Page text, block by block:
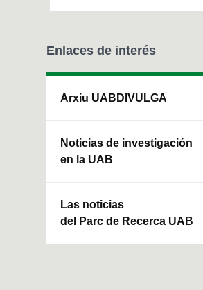
Enlaces de interés
Arxiu UABDIVULGA
Noticias de investigación
en la UAB
Las noticias
del Parc de Recerca UAB